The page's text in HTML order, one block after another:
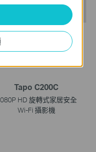
Tapo C200C
HD 旋轉式家居安全
Wi-Fi 攝影機
銷